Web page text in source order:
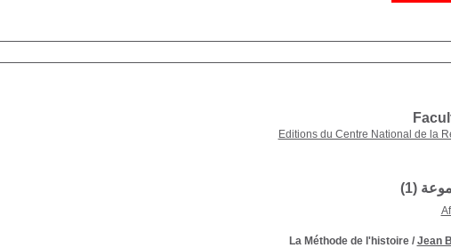
Editions du Centre National de la
(
1
)
La Méthode de l'histoire/ Jean